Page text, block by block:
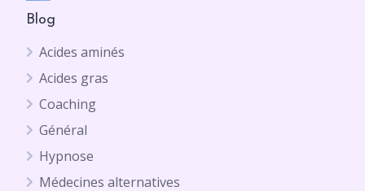
Blog
Acides aminés
Acides gras
Coaching
Général
Hypnose
Médecines alternatives